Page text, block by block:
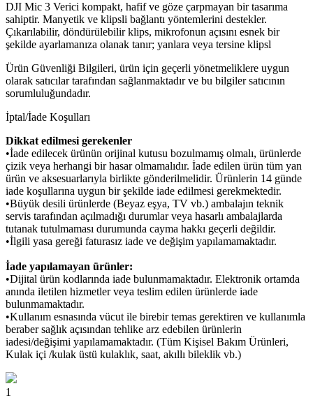
DJI Mic 3 Verici kompakt, hafif ve göze çarpmayan bir tasarıma
sahiptir. Manyetik ve klipsli bağlantı yöntemlerini destekler.
Çıkarılabilir, döndürülebilir klips, mikrofonun açısını esnek bir
şekilde ayarlamanıza olanak tanır; yanlara veya tersine klipsl
Ürün Güvenliği Bilgileri, ürün için geçerli yönetmeliklere uygun
olarak satıcılar tarafından sağlanmaktadır ve bu bilgiler satıcının
sorumluluğundadır.
İptal/İade Koşulları
Dikkat edilmesi gerekenler
•İade edilecek ürünün orijinal kutusu bozulmamış olmalı, ürünlerde
çizik veya herhangi bir hasar olmamalıdır. İade edilen ürün tüm yan
ürün ve aksesuarlarıyla birlikte gönderilmelidir. Ürünlerin 14 günde
iade koşullarına uygun bir şekilde iade edilmesi gerekmektedir.
•Büyük desili ürünlerde (Beyaz eşya, TV vb.) ambalajın teknik
servis tarafından açılmadığı durumlar veya hasarlı ambalajlarda
tutanak tutulmaması durumunda cayma hakkı geçerli değildir.
•İlgili yasa gereği faturasız iade ve değişim yapılamamaktadır.
İade yapılamayan ürünler:
•Dijital ürün kodlarında iade bulunmamaktadır. Elektronik ortamda
anında iletilen hizmetler veya teslim edilen ürünlerde iade
bulunmamaktadır.
•Kullanım esnasında vücut ile birebir temas gerektiren ve kullanımla
beraber sağlık açısından tehlike arz edebilen ürünlerin
iadesi/değişimi yapılamamaktadır. (Tüm Kişisel Bakım Ürünleri,
Kulak içi /kulak üstü kulaklık, saat, akıllı bileklik vb.)
1